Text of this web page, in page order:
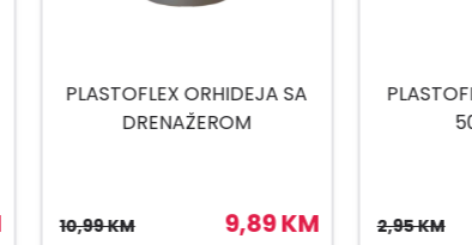
PLASTOFLEX ŽARDINJERA
50X20 MM
2,66 KM
2,95 KM
SAKSIJA
3,49 KM